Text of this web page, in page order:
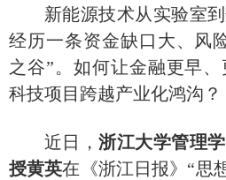
新能源技术从实验室
经历一条资金缺口大、风
之谷”。如何让金融更早
科技项目跨越产业化鸿沟？
近日，浙江大学管理
授黄英在《浙江日报》 “思